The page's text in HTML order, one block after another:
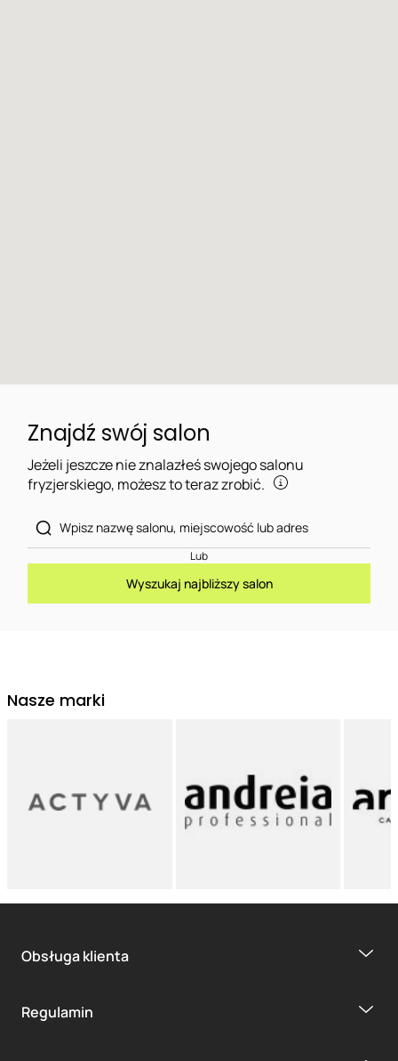
Znajdź swój salon
Jeżeli jeszcze nie znalazłeś swojego salonu
fryzjerskiego, możesz to teraz zrobić.
Lub
Wyszukaj najbliższy salon
Nasze marki
Obsługa klienta
Regulamin